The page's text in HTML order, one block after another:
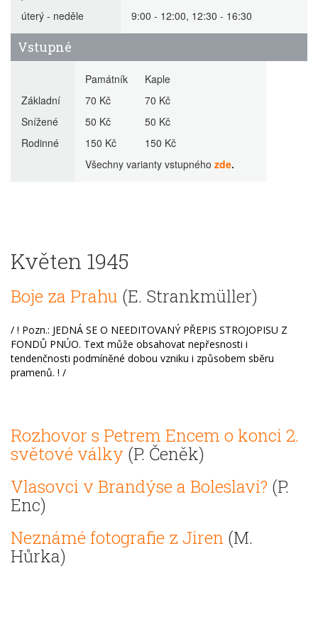
úterý - neděle
9:00 - 12:00, 12:30 - 16:30
Vstupné
Památník Kaple
Základní
70 Kč 70 Kč
Snížené
50 Kč 50 Kč
Rodinné
150 Kč 150 Kč
Všechny varianty vstupného zde.
Květen 1945
Boje za Prahu (E. Strankmüller)
/ ! Pozn.: JEDNÁ SE O NEEDITOVANÝ PŘEPIS STROJOPISU Z
FONDŮ PNÚO. Text může obsahovat nepřesnosti i
tendenčnosti podmíněné dobou vzniku i způsobem sběru
pramenů. ! /
Rozhovor s Petrem Encem o konci 2.
světové války (P. Čeněk)
Vlasovci v Brandýse a Boleslavi? (P.
Enc)
Neznámé fotografie z Jiren (M.
Hůrka)